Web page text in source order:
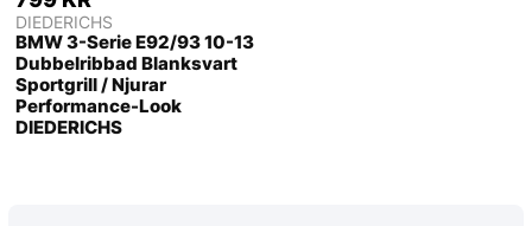
DIEDERICHS
BMW 3-Serie E92/93 10-13
Dubbelribbad Blanksvart
Sportgrill / Njurar
Performance-Look
DIEDERICHS